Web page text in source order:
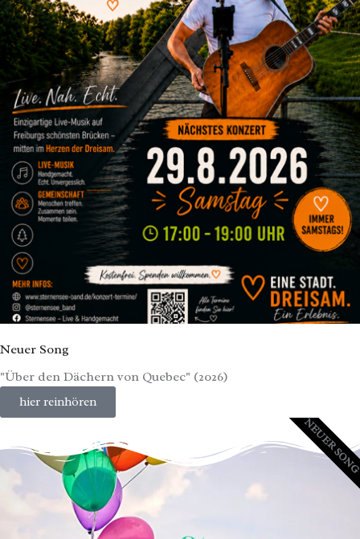
Neuer Song
"Über den Dächern von Quebec" (2026)
hier reinhören
NEUER